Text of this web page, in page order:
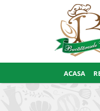
ACASA